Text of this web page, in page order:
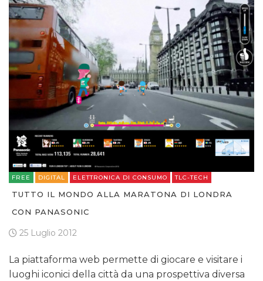
FREE DIGITAL ELETTRONICA DI CONSUMO TLC-TECH
TUTTO IL MONDO ALLA MARATONA DI LONDRA
CON PANASONIC
25 Luglio 2012
La piattaforma web permette di giocare e visitare i
luoghi iconici della città da una prospettiva diversa